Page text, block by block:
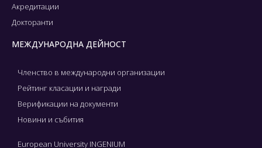
Акредитации
Докторанти
МЕЖДУНАРОДНА ДЕЙНОСТ
Членство в международни организации
Рейтинг класации и награди
Верификации на документи
Новини и събития
European University INGENIUM